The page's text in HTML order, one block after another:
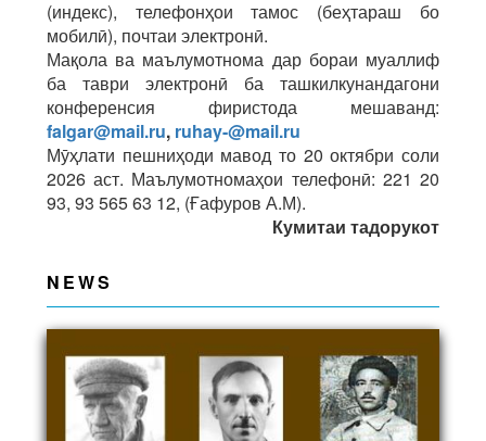
(индекс), телефонҳои тамос (беҳтараш бо
мобилӣ), почтаи электронӣ.
Мақола ва маълумотнома дар бораи муаллиф
ба таври электронӣ ба ташкилкунандагони
конференсия фиристода мешаванд:
falgar@mail.ru, ruhay-@mail.ru
Мӯҳлати пешниҳоди мавод то 20 октябри соли
2026 аст. Маълумотномаҳои телефонӣ: 221 20
93, 93 565 63 12, (Ғафуров А.М).
Кумитаи тадорукот
NEWS